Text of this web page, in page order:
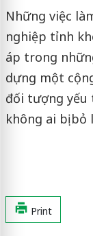
Những việc
nghiệp tỉnh
áp trong
dựng một
đối tượng yếu
không ai bị bỏ
Print